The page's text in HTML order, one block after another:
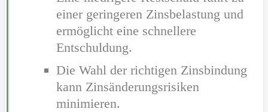
einer geringeren Zinsbelastung und
ermöglicht eine schnellere
Entschuldung.
Die Wahl der richtigen Zinsbindung
kann Zinsänderungsrisiken
minimieren.